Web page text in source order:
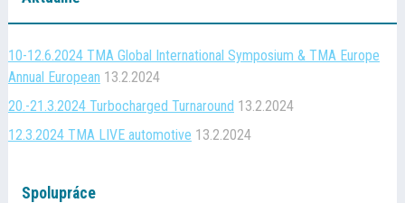
10-12.6.2024 TMA Global International Symposium & TMA Europe
Annual European 13.2.2024
20.-21.3.2024 Turbocharged Turnaround 13.2.2024
12.3.2024 TMA LIVE automotive 13.2.2024
Spolupráce